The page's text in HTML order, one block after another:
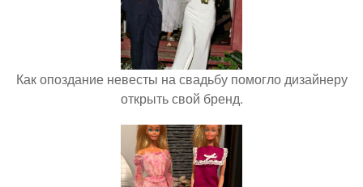
Как опоздание невесты на свадьбу помогло дизайнеру
открыть свой бренд.